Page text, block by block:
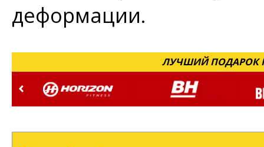
деформации.
ЛУЧШИЙ ПОДАРОК